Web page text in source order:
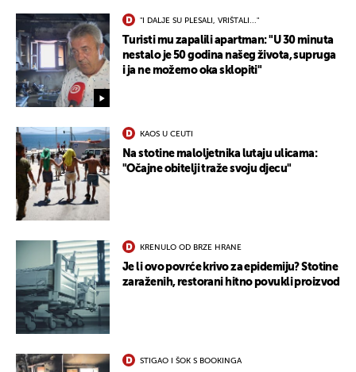
"I DALJE SU PLESALI, VRIŠTALI..."
Turisti mu zapalili apartman: "U 30 minuta
nestalo je 50 godina našeg života, supruga
i ja ne možemo oka sklopiti"
KAOS U CEUTI
Na stotine maloljetnika lutaju ulicama:
"Očajne obitelji traže svoju djecu"
KRENULO OD BRZE HRANE
Je li ovo povrće krivo za epidemiju? Stotine
zaraženih, restorani hitno povukli proizvod
STIGAO I ŠOK S BOOKINGA